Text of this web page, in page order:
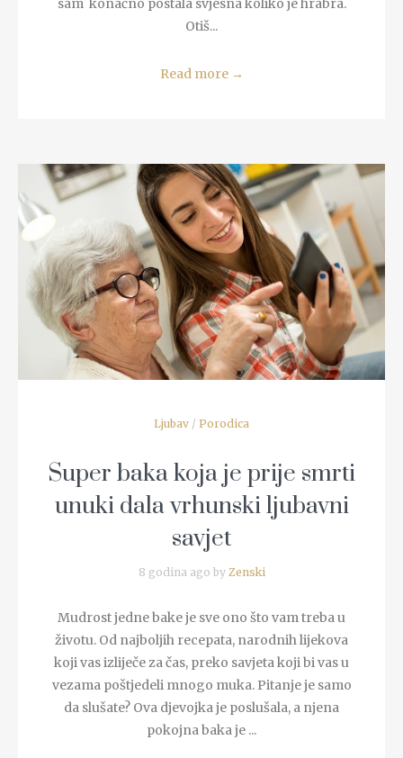
sam konačno postala svjesna koliko je hrabra.
Otiš...
Read more →
READ MORE
Ljubav / Porodica
Super baka koja je prije smrti
unuki dala vrhunski ljubavni
savjet
8 godina ago by Zenski
Mudrost jedne bake je sve ono što vam treba u
životu. Od najboljih recepata, narodnih lijekova
koji vas izliječe za čas, preko savjeta koji bi vas u
vezama poštjedeli mnogo muka. Pitanje je samo
da slušate? Ova djevojka je poslušala, a njena
pokojna baka je ...